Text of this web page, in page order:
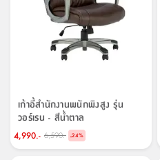
เก้าอี้สำนักงานพนักพิงสูง รุ่น
วอร์เรน - สีน้ำตาล
4,990.- 6,590.- -24%